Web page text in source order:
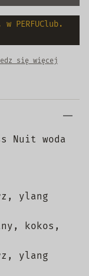
PERFUClub.
się więcej
Nuit woda
ylang
kokos,
ylang